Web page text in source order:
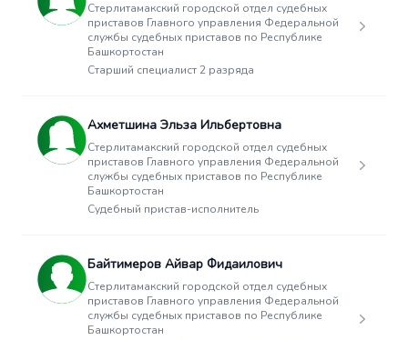
Стерлитамакский городской отдел судебных
приставов Главного управления Федеральной
службы судебных приставов по Республике
Башкортостан
Старший специалист 2 разряда
Ахметшина Эльза Ильбертовна
Стерлитамакский городской отдел судебных
приставов Главного управления Федеральной
службы судебных приставов по Республике
Башкортостан
Судебный пристав-исполнитель
Байтимеров Айвар Фидаилович
Стерлитамакский городской отдел судебных
приставов Главного управления Федеральной
службы судебных приставов по Республике
Башкортостан